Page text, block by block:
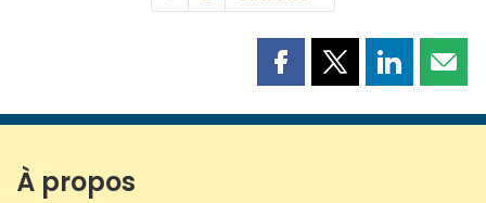
Partager
page
Partager
page
Partager
page page
À propos